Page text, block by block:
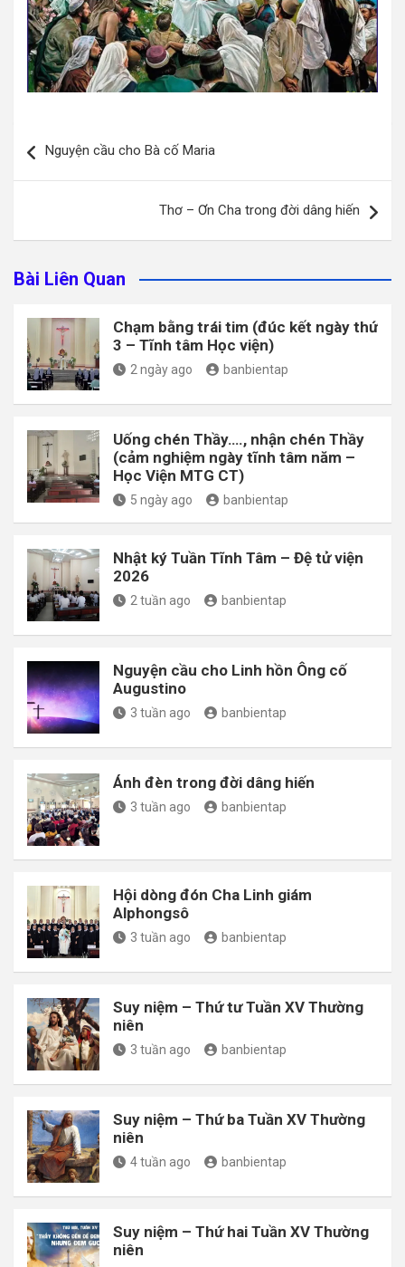
hướng
Nguyện cầu cho Bà cố Maria
Thơ – Ơn Cha trong đời dâng hiến
Bài Liên Quan
Chạm bằng trái tim (đúc kết ngày thứ
3 – Tĩnh tâm Học viện)
2 ngày ago banbientap
Uống chén Thầy…., nhận chén Thầy
(cảm nghiệm ngày tĩnh tâm năm –
Học Viện MTG CT)
5 ngày ago banbientap
Nhật ký Tuần Tĩnh Tâm – Đệ tử viện
2026
2 tuần ago banbientap
Nguyện cầu cho Linh hồn Ông cố
Augustino
3 tuần ago banbientap
Ánh đèn trong đời dâng hiến
3 tuần ago banbientap
Hội dòng đón Cha Linh giám
Alphongsô
3 tuần ago banbientap
Suy niệm – Thứ tư Tuần XV Thường
niên
3 tuần ago banbientap
Suy niệm – Thứ ba Tuần XV Thường
niên
4 tuần ago banbientap
Suy niệm – Thứ hai Tuần XV Thường
niên